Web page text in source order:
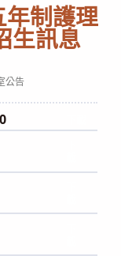
制護理
生訊息
公告